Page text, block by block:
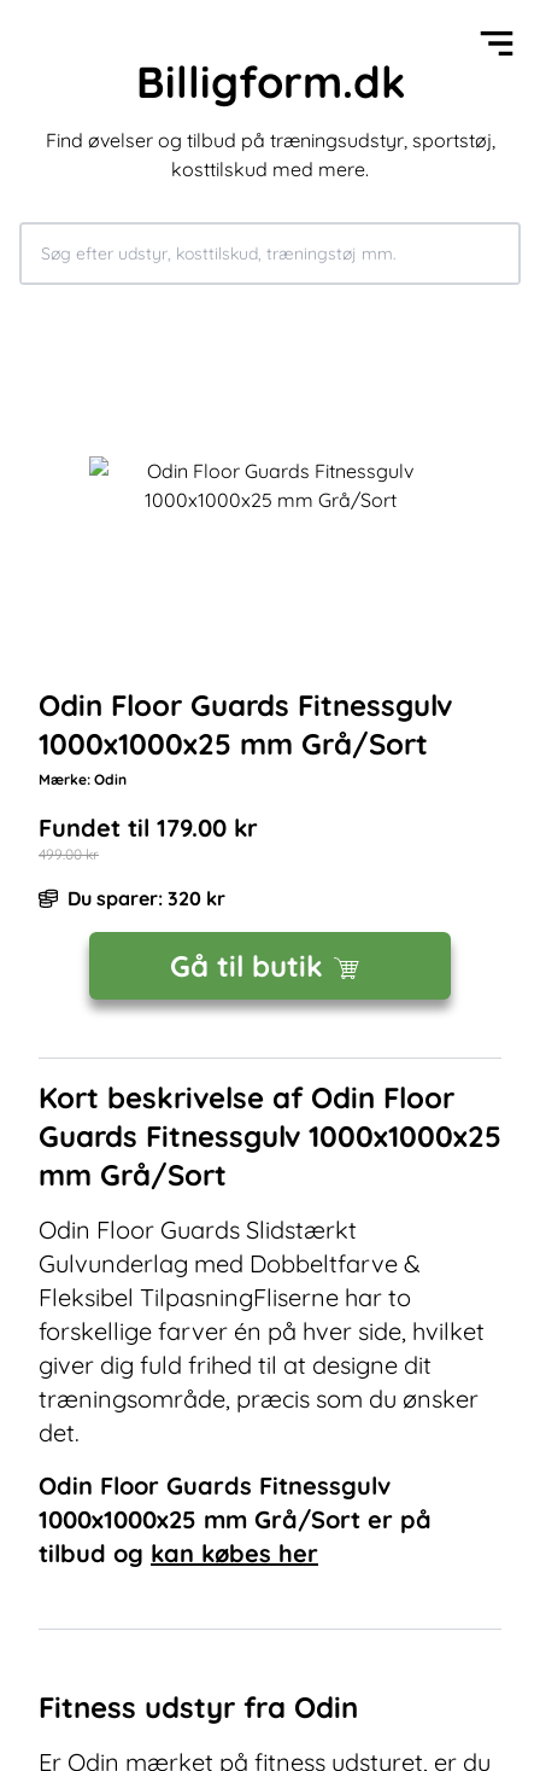
Billigform.dk
Find øvelser og tilbud på træningsudstyr, sportstøj,
kosttilskud med mere.
Odin Floor Guards Fitnessgulv
1000x1000x25 mm Grå/Sort
Mærke: Odin
Fundet til 179.00 kr
499.00kr
Du sparer: 320 kr
Gå til butik
Kort beskrivelse af Odin Floor
Guards Fitnessgulv 1000x1000x25
mm Grå/Sort
Odin Floor Guards Slidstærkt
Gulvunderlag med Dobbeltfarve &
Fleksibel TilpasningFliserne har to
forskellige farver én på hver side, hvilket
giver dig fuld frihed til at designe dit
træningsområde, præcis som du ønsker
det.
Odin Floor Guards Fitnessgulv
1000x1000x25 mm Grå/Sort er på
tilbud og kan købes her
Fitness udstyr fra Odin
Er Odin mærket på fitness udstyret, er du